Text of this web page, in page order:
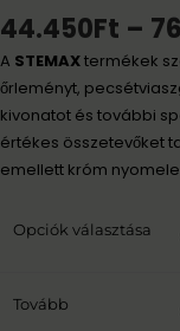
44.450Ft –
A STEMAXtermékek
őrleményt,
kivonatot és további
értékes összetevőket
emellett króm
Opciók választása
Tovább